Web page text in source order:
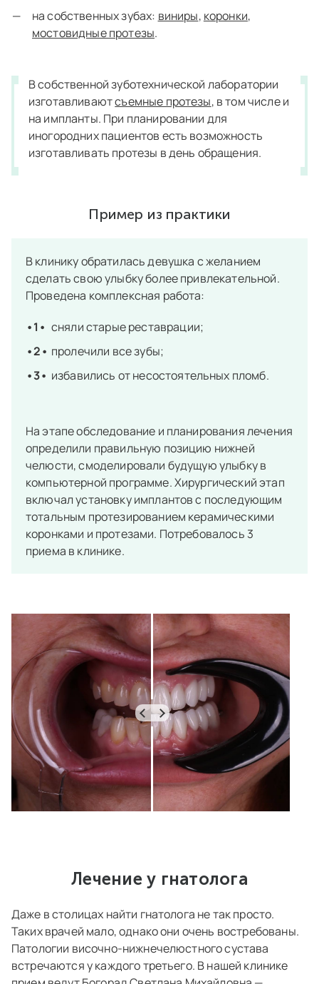
на собственных зубах: виниры, коронки,
мостовидные протезы.
В собственной зуботехнической лаборатории
изготавливаютсъемные протезы, в том числе и
на импланты. При планировании для
иногородних пациентов есть возможность
изготавливать протезы в день обращения.
Пример из практики
В клинику обратилась девушка с желанием
сделать свою улыбку более привлекательной.
Проведена комплексная работа:
сняли старые реставрации;
пролечили все зубы;
избавились от несостоятельных пломб.
На этапе обследование и планирования лечения
определили правильную позицию нижней
челюсти, смоделировали будущую улыбку в
компьютерной программе. Хирургический этап
включал установку имплантов с последующим
тотальным протезированием керамическими
коронками и протезами. Потребовалось 3
приема в клинике.
Лечение у гнатолога
Даже в столицах найти гнатолога не так просто.
Таких врачей мало, однако они очень востребованы.
Патологии височно-нижнечелюстного сустава
встречаются у каждого третьего. В нашей клинике